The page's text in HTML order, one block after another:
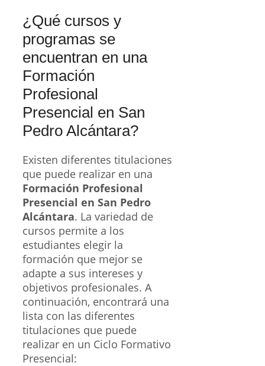
¿Qué cursos y
programas se
encuentran en una
Formación
Profesional
Presencial en San
Pedro Alcántara?
Existen diferentes titulaciones
que puede realizar en una
Formación Profesional
Presencial en San Pedro
Alcántara. La variedad de
cursos permite a los
estudiantes elegir la
formación que mejor se
adapte a sus intereses y
objetivos profesionales. A
continuación, encontrará una
lista con las diferentes
titulaciones que puede
realizar en un Ciclo Formativo
Presencial: